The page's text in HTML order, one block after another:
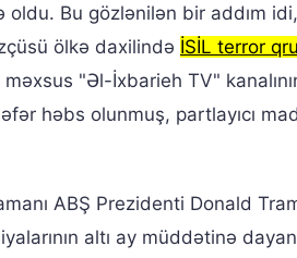
Bu gözlənilən bir addım
ölkə daxilində İSİL terror
"Əl-İxbarieh TV"
həbs olunmuş, partlayıcı
ABŞ Prezidenti Donald
altı ay müddətinə